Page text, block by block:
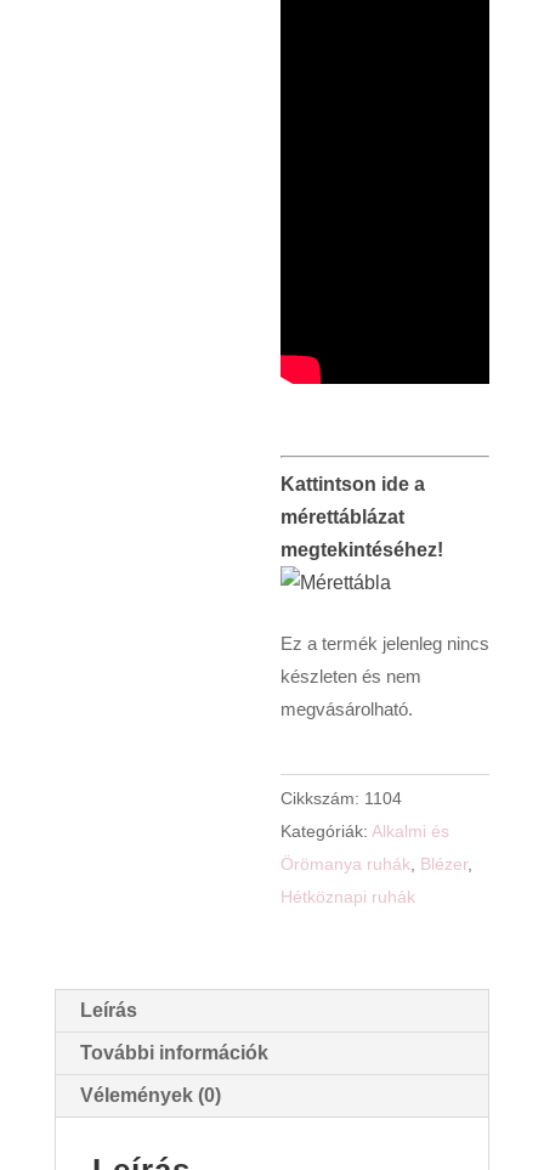
Kattintson ide a
mérettáblázat
megtekintéséhez!
Ez a termék jelenleg nincs
készleten és nem
megvásárolható.
Cikkszám: 1104
Kategóriák: Alkalmi és
Örömanya ruhák
Blézer,
Hétköznapi ruhák
Leírás
További információk
Vélemények (0)